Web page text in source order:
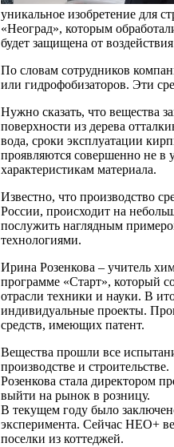
уникальное изобретение для
«Неоград», которым
будет защищена от
По словам сотрудников
или гидрофобизаторов. Эти
Нужно сказать, что вещества
поверхности из дерева
вода, сроки эксплуатации
проявляются совершенно не в
характеристикам материала.
Известно, что производство
России, происходит на
послужить наглядным
технологиями.
Ирина Розенкова – учитель
программе «Старт», который
отрасли техники и науки. В
индивидуальные проекты.
средств, имеющих патент.
Вещества прошли все
производстве и строительстве.
Розенкова стала директором
выйти на рынок в розницу.
В текущем году было
эксперимента. Сейчас НЕО+
поселки из коттеджей.